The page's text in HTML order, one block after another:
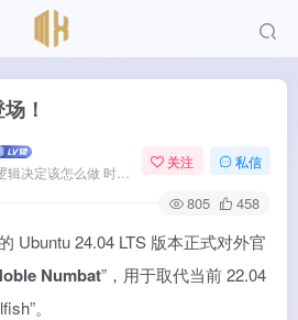
！
关注 私信
805 458
Ubuntu 24.04 LTS 版本正式对外官
Numbat”，用于取代当前 22.04
。